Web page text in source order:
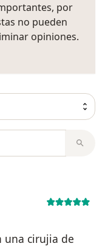
por
no pueden
opiniones.
una cirujia de